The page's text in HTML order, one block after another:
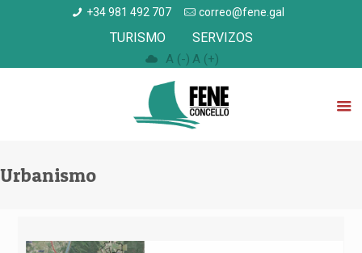
+34 981 492 707 correo@fene.gal
TURISMO SERVIZOS
A (-) A (+)
Urbanismo